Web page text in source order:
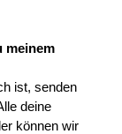
meinem
ist, senden
deine
können wir